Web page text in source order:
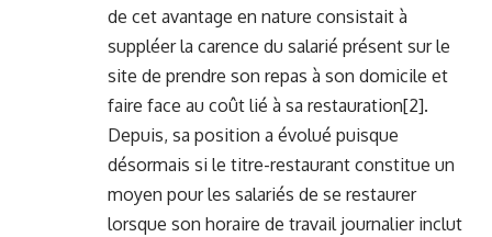
de cet avantage en nature consistait à
suppléer la carence du salarié présent sur le
site de prendre son repas à son domicile et
faire face au coût lié à sa restauration[2].
Depuis, sa position a évolué puisque
désormais si le titre-restaurant constitue un
moyen pour les salariés de se restaurer
lorsque son horaire de travail journalier inclut